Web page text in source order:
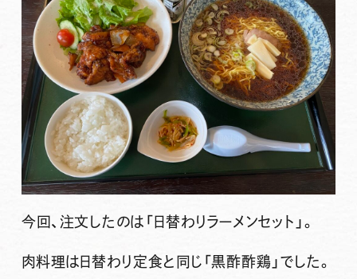
今回、注文したのは 「日替わりラーメンセット」 。
肉料理は日替わり定食と同じ「黒酢酢鶏」でした。